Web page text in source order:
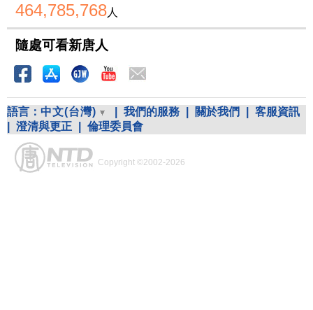
464,785,768人
隨處可看新唐人
語言： 中文(台灣) 我們的服務 關於我們
客服資訊
澄清與更正 倫理委員會
Copyright ©2002-2026